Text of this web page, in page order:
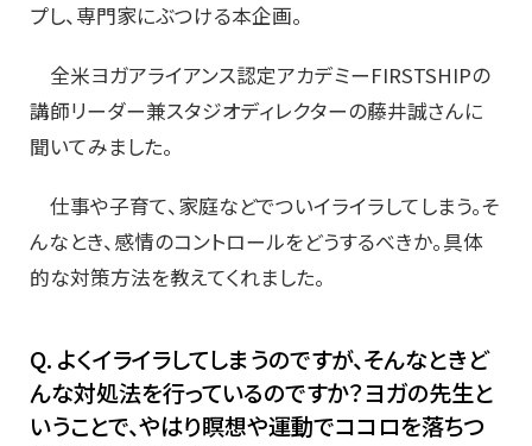
プし、専門家にぶつける本企画。
全米ヨガアライアンス認定アカデミーFIRSTSHIPの
講師リーダー兼スタジオディレクターの藤井誠さんに
聞いてみました。
仕事や子育て、家庭などでついイライラしてしまう。そ
んなとき、感情のコントロールをどうするべきか。具体
的な対策方法を教えてくれました。
Q. よくイライラしてしまうのですが、そんなときど
んな対処法を行っているのですか？ヨガの先生と
いうことで、やはり瞑想や運動でココロを落ちつ